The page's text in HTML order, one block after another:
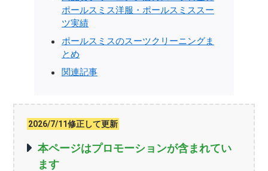
ポールスミス洋服・ポールスミススー
ツ実績
ポールスミスのスーツクリーニングま
とめ
関連記事
2026/7/11修正して更新
本ページはプロモーションが含まれてい
ます